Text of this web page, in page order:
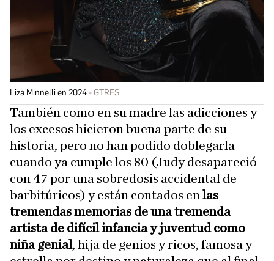
Liza Minnelli en 2024 GTRES
También como en su madre las adicciones y
los excesos hicieron buena parte de su
historia, pero no han podido doblegarla
cuando ya cumple los 80 (Judy desapareció
con 47 por una sobredosis accidental de
barbitúricos) y están contados en las
tremendas memorias de una tremenda
artista de difícil infancia y juventud como
niña genial, hija de genios y ricos, famosa y